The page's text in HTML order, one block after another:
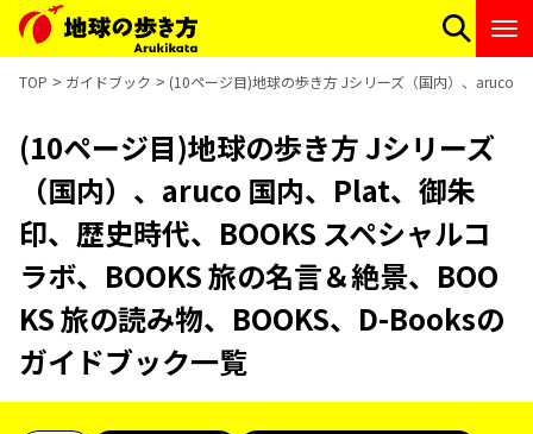
TOP ガイドブック (10ページ目)地球の歩き方 Jシリーズ（国内）、aruco
(10ページ目)地球の歩き方 Jシリーズ
（国内）、aruco 国内、Plat、御朱
印、歴史時代、BOOKS スペシャルコ
ラボ、BOOKS 旅の名言＆絶景、BOO
KS 旅の読み物、BOOKS、D-Booksの
ガイドブック一覧